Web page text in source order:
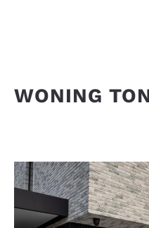
WONING